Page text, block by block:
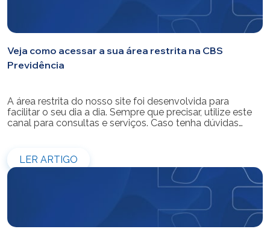
Veja como acessar a sua área restrita na CBS
Previdência
A área restrita do nosso site foi desenvolvida para
facilitar o seu dia a dia. Sempre que precisar, utilize este
canal para consultas e serviços. Caso tenha dúvidas
LER ARTIGO